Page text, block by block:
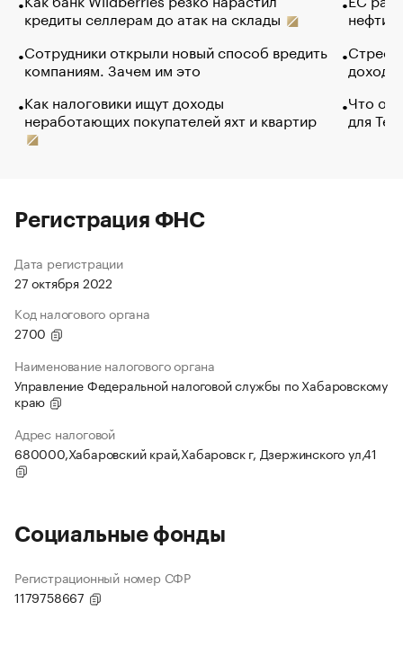
кредиты селлерам до атак на склады
Сотрудники открыли новый способ вредить
компаниям. Зачем им это
Как налоговики ищут доходы
неработающих покупателей яхт и квартир
нефти
Что
для
Регистрация ФНС
Дата регистрации
27 октября 2022
Код налогового органа
2700
Наименование налогового органа
Управление Федеральной налоговой службы по Хабаровскому
краю
Адрес налоговой
680000,Хабаровский край,Хабаровск г, Дзержинского ул,41
Социальные фонды
Регистрационный номер СФР
1179758667